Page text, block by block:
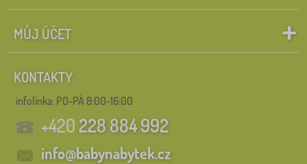
MŮJ ÚČET
KONTAKTY
infolinka: PO-PÁ 8:00-16:00
+420228 884 992
info@babynabytek.cz